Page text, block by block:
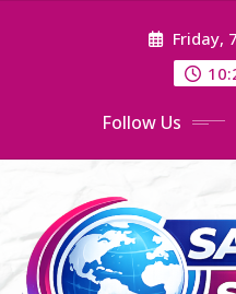
Friday,
Follow Us